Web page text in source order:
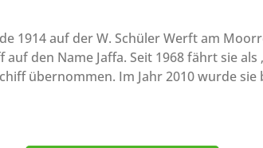
1914 auf der W. Schüler Werft am
den Name Jaffa. Seit 1968 fährt sie
übernommen. Im Jahr 2010 wurde